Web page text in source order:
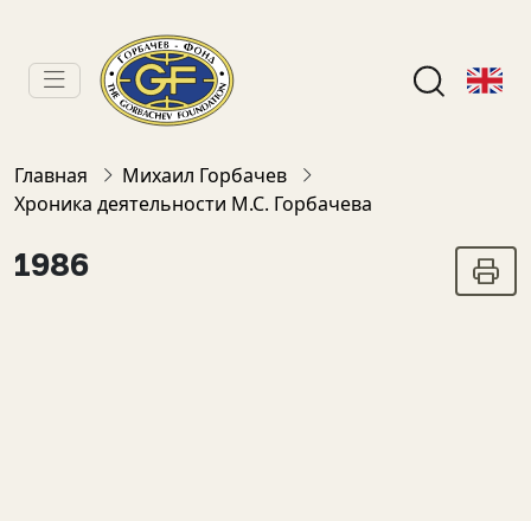
Главная
Михаил Горбачев
Хроника деятельности М.С. Горбачева
1986